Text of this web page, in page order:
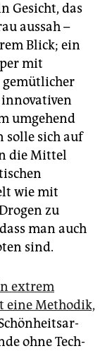
Gesicht, das
aussah –
Blick; ein
mit
gemütlicher
umgehend
solle sich auf
die Mittel
wie mit
zu
man auch
sind.
extrem
eine Methodik,
ohne Tech-